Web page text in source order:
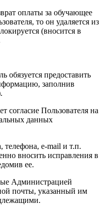
оплаты за обучающее
то он удаляется из
(вносится в
обязуется предоставить
заполнив
согласие Пользователя на
данных
телефона, e-mail и т.п.
вносить исправления в
ее.
Администрацией
почты, указанный им